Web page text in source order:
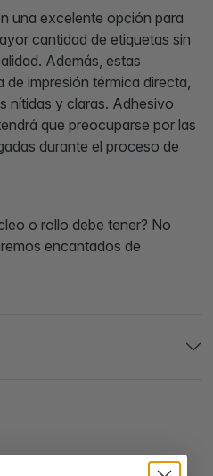
una excelente opción para
cantidad de etiquetas sin
Además, estas
impresión térmica directa,
nítidas y claras. Adhesivo
que preocuparse por las
durante el proceso de
o rollo debe tener? No
encantados de